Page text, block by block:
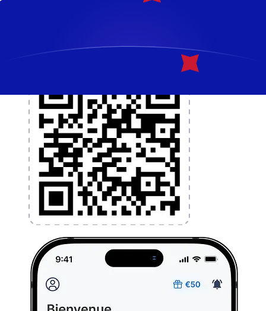
l'argent à l'étranger sans frais cachés. Téléchargez